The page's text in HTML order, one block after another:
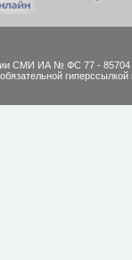
СМИ ИА № ФС 77 - 85704
гиперссылкой